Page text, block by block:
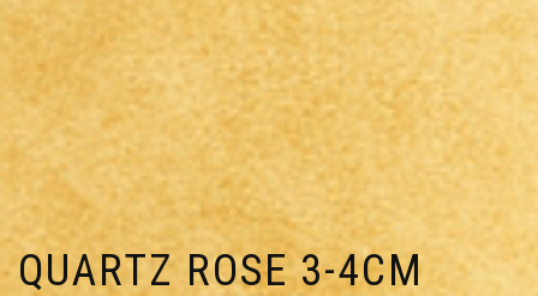
QUARTZ ROSE 3-4CM